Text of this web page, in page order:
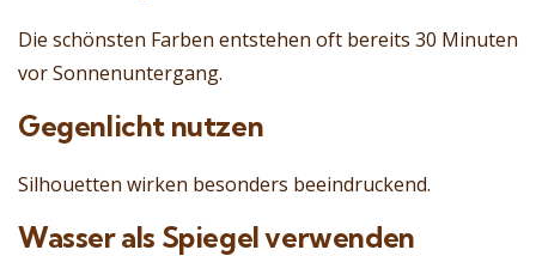
Die schönsten Farben entstehen oft bereits 30 Minuten
vor Sonnenuntergang.
Gegenlicht nutzen
Silhouetten wirken besonders beeindruckend.
Wasser als Spiegel verwenden